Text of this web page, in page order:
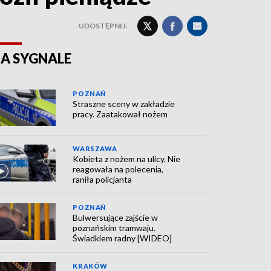
UDOSTĘPNIJ:
SYGNALE
POZNAŃ
Straszne sceny w zakładzie
pracy. Zaatakował nożem
WARSZAWA
Kobieta z nożem na ulicy. Nie
reagowała na polecenia,
raniła policjanta
POZNAŃ
Bulwersujące zajście w
poznańskim tramwaju.
Świadkiem radny [WIDEO]
KRAKÓW